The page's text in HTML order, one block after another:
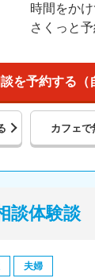
時間をか
さくっと
を予約する（
カフェで
談体験談
夫婦